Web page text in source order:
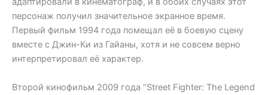
персонаж получил значительное экранное время.
Первый фильм 1994 года помещал её в боевую сцену
вместе с Джин-Ки из Гайаны, хотя и не совсем верно
интерпретировал её характер.
Второй кинофильм 2009 года “Street Fighter: The Legend